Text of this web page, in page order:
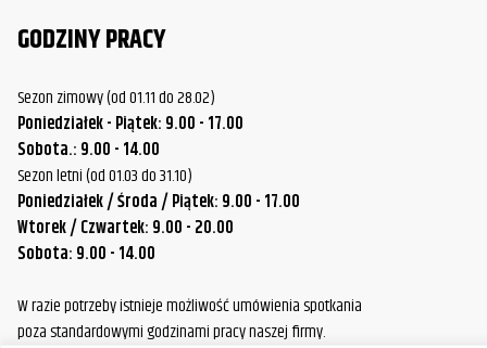
GODZINY PRACY
Sezon zimowy (od 01.11 do 28.02)
Poniedziałek - Piątek: 9.00 - 17.00
Sobota.: 9.00 - 14.00
Sezon letni (od 01.03 do 31.10)
Poniedziałek / Środa / Piątek: 9.00 - 17.00
Wtorek / Czwartek: 9.00 - 20.00
Sobota: 9.00 - 14.00
W razie potrzeby istnieje możliwość umówienia spotkania
poza standardowymi godzinami pracy naszej firmy.